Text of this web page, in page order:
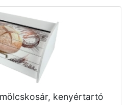
kenyértartó